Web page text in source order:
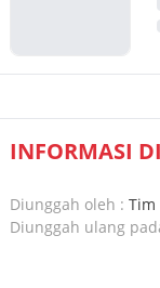
INFORMASI
Diunggah oleh : Tim
Diunggah ulang